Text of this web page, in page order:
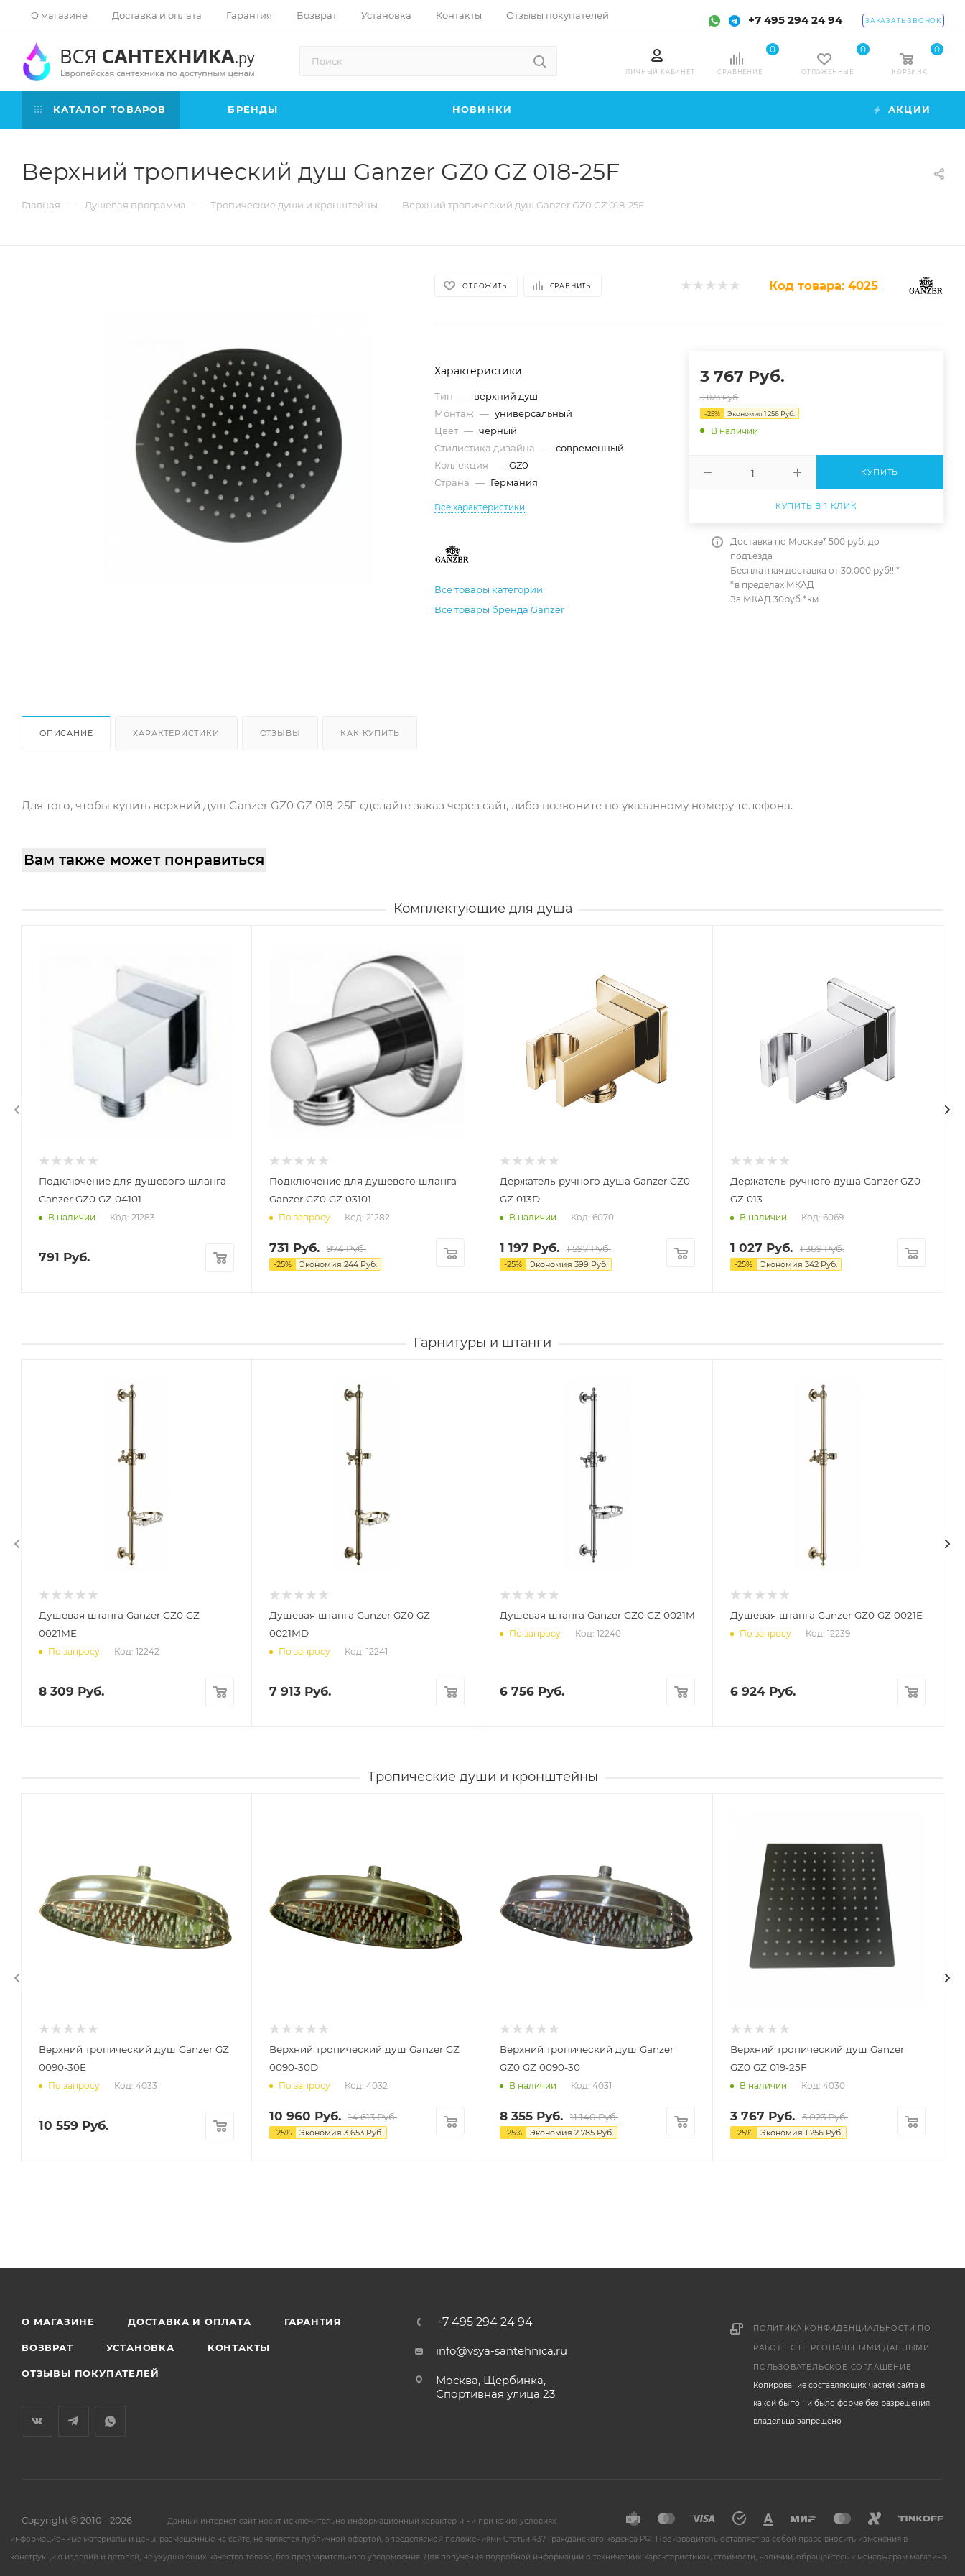
О магазине Доставка и оплата Гарантия Возврат Установка Контакты Отзывы покупателей +7 495 294 24 94 ЗАКАЗАТЬ ЗВОНОК
ЛИЧНЫЙ КАБИНЕТ СРАВНЕНИЕ
0
ОТЛОЖЕННЫЕ
0
КОРЗИНА
0
КАТАЛОГ ТОВАРОВ БРЕНДЫ НОВИНКИ АКЦИИ
Верхний тропический душ Ganzer GZ0 GZ 018-25F
Главная — Душевая программа — Тропические души и кронштейны — Верхний тропический душ Ganzer GZ0 GZ 018-25F
ОТЛОЖИТЬ СРАВНИТЬ Код товара: 4025
Характеристики
Тип — верхний душ
Монтаж — универсальный
Цвет — черный
Стилистика дизайна — современный
Коллекция — GZ0
Страна — Германия
Все характеристики
Все товары категории
Все товары бренда Ganzer
3 767 Руб.
5 023Руб.
-25% Экономия 1 256Руб.
В наличии
КУПИТЬ
КУПИТЬ В 1 КЛИК
Доставка по Москве* 500 руб. до
подъезда
Бесплатная доставка от 30.000 руб!!!*
*в пределах МКАД
За МКАД 30руб.*км
ОПИСАНИЕ ХАРАКТЕРИСТИКИ ОТЗЫВЫ КАК КУПИТЬ
Для того, чтобы купить верхний душ Ganzer GZ0 GZ 018-25F сделайте заказ через сайт, либо позвоните по указанному номеру телефона.
Вам также может понравиться
Комплектующие для душа
Подключение для душевого шланга
Ganzer GZ0 GZ 04101
В наличии Код: 21283
791 Руб.
Подключение для душевого шланга
Ganzer GZ0 GZ 03101
По запросу Код: 21282
731 Руб. 974Руб.
-25% Экономия 244 Руб.
Держатель ручного душа Ganzer GZ0
GZ 013D
В наличии Код: 6070
1 197 Руб. 1 597Руб.
-25% Экономия 399 Руб.
Держатель ручного душа Ganzer GZ0
GZ 013
В наличии Код: 6069
1 027 Руб. 1 369Руб.
-25% Экономия 342 Руб.
Гарнитуры и штанги
Душевая штанга Ganzer GZ0 GZ
0021ME
По запросу Код: 12242
8 309 Руб.
Душевая штанга Ganzer GZ0 GZ
0021MD
По запросу Код: 12241
7 913 Руб.
Душевая штанга Ganzer GZ0 GZ 0021M
По запросу Код: 12240
6 756 Руб.
Душевая штанга Ganzer GZ0 GZ 0021E
По запросу Код: 12239
6 924 Руб.
Тропические души и кронштейны
Верхний тропический душ Ganzer GZ
0090-30E
По запросу Код: 4033
10 559 Руб.
Верхний тропический душ Ganzer GZ
0090-30D
По запросу Код: 4032
10 960 Руб. 14 613Руб.
-25% Экономия 3 653 Руб.
Верхний тропический душ Ganzer
GZ0 GZ 0090-30
В наличии Код: 4031
8 355 Руб. 11 140Руб.
-25% Экономия 2 785 Руб.
Верхний тропический душ Ganzer
GZ0 GZ 019-25F
В наличии Код: 4030
3 767 Руб. 5 023Руб.
-25% Экономия 1 256 Руб.
О МАГАЗИНЕ ДОСТАВКА И ОПЛАТА ГАРАНТИЯ
ВОЗВРАТ УСТАНОВКА КОНТАКТЫ
ОТЗЫВЫ ПОКУПАТЕЛЕЙ
+7 495 294 24 94
info@vsya-santehnica.ru
Москва, Щербинка,
Спортивная улица 23
ПОЛИТИКА КОНФИДЕНЦИАЛЬНОСТИ ПО
РАБОТЕ С ПЕРСОНАЛЬНЫМИ ДАННЫМИ
ПОЛЬЗОВАТЕЛЬСКОЕ СОГЛАШЕНИЕ
Копирование составляющих частей сайта в
какой бы то ни было форме без разрешения
владельца запрещено
Copyright © 2010 - 2026
Данный интернет-сайт носит исключительно информационный характер и ни при каких условиях
информационные материалы и цены, размещенные на сайте, не является публичной офертой, определяемой положениями Статьи 437 Гражданского кодекса РФ. Производитель оставляет за собой право вносить изменения в
конструкцию изделий и деталей, не ухудшающих качество товара, без предварительного уведомления. Для получения подробной информации о технических характеристиках, стоимости, наличии, обращайтесь к менеджерам магазина.